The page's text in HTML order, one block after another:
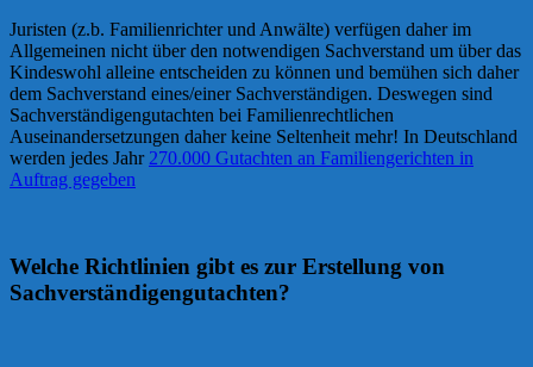
Juristen (z.b. Familienrichter und Anwälte) verfügen daher im
Allgemeinen nicht über den notwendigen Sachverstand um über das
Kindeswohl alleine entscheiden zu können und bemühen sich daher
dem Sachverstand eines/einer Sachverständigen. Deswegen sind
Sachverständigengutachten bei Familienrechtlichen
Auseinandersetzungen daher keine Seltenheit mehr! In Deutschland
werden jedes Jahr 270.000 Gutachten an Familiengerichten in
Auftrag gegeben
Welche Richtlinien gibt es zur Erstellung von
Sachverständigengutachten?